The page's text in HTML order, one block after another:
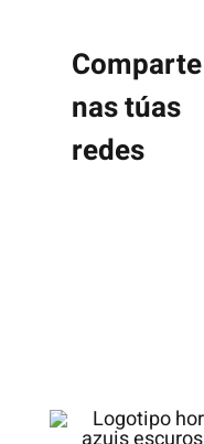
Comparte
nas túas
redes